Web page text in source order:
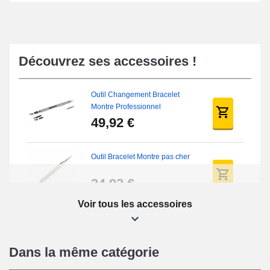
Découvrez ses accessoires !
Outil Changement Bracelet
Montre Professionnel
49,92 €
Outil Bracelet Montre pas cher
34,92 €
Kit Réparation Montre Débutant
16,90 €
Voir tous les accessoires
Dans la même catégorie